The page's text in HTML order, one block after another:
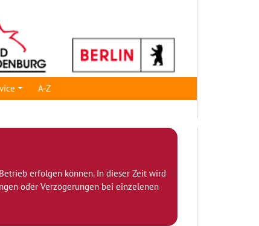
A-Z
erfolgen können. In dieser Zeit wird
oder Verzögerungen bei einzelenen